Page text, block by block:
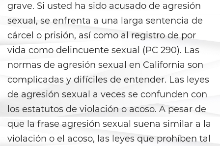
Programa de Desviación
Proposición 36
Transporte de una Sustancia
Controlada para la Venta
Delitos de Fraude
Fraude a La Compensación a
Los Trabajadores
grave. Si usted ha sido acusado de agresión
sexual, se enfrenta a una larga sentencia de
cárcel o prisión, así como al registro de por
vida como delincuente sexual (PC 290). Las
normas de agresión sexual en California son
complicadas y difíciles de entender. Las leyes
de agresión sexual a veces se confunden con
los estatutos de violación o acoso. A pesar de
que la frase agresión sexual suena similar a la
violación o el acoso, las leyes que prohíben tal